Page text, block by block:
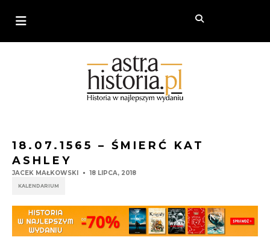
18.07.1565 – ŚMIERĆ KAT
ASHLEY
JACEK MAŁKOWSKI 18 LIPCA, 2018
KALENDARIUM